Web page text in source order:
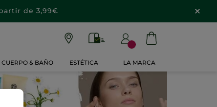
de 3,99€
CUERPO & BAÑO ESTÉTICA LA MARCA